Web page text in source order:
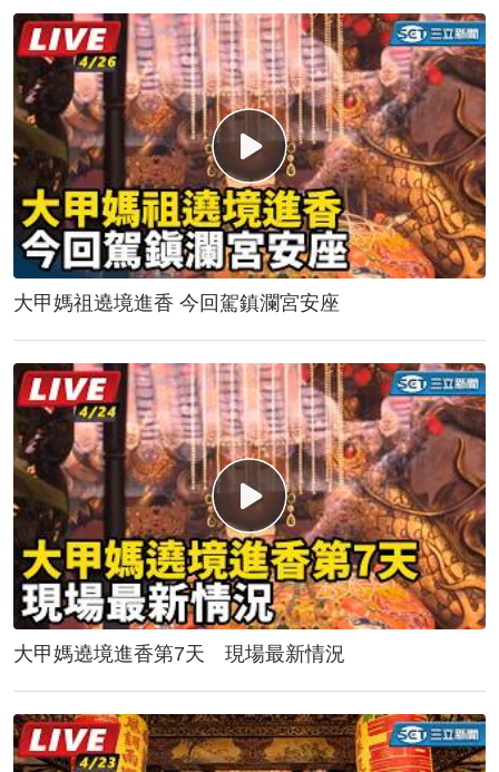
大甲媽祖遶境進香 今回駕鎮瀾宮安座
大甲媽遶境進香第7天 現場最新情況